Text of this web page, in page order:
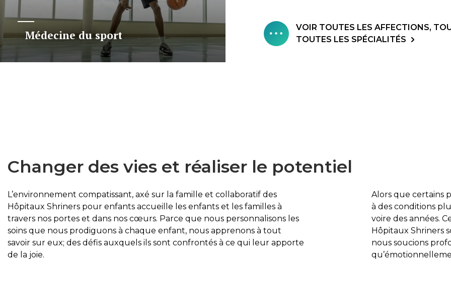
Médecine du sport
VOIR TOUTES LES AFFECTIONS,
TOUTES LES SPÉCIALITÉS
Changer des vies et réaliser le potentiel
L’environnement compatissant, axé sur la famille et collaboratif des
Hôpitaux Shriners pour enfants accueille les enfants et les familles à
travers nos portes et dans nos cœurs. Parce que nous personnalisons les
soins que nous prodiguons à chaque enfant, nous apprenons à tout
savoir sur eux; des défis auxquels ils sont confrontés à ce qui leur apporte
de la joie.
Alors que certains
à des conditions
voire des années.
Hôpitaux Shriners
nous soucions